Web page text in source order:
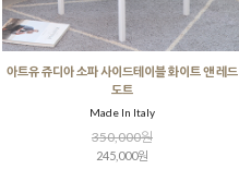
아트유 쥬디아 소파 사이드테이블 화이트 앤 레드
도트
Made In Italy
350,000원
245,000원